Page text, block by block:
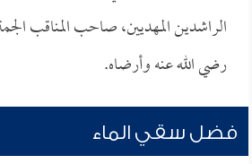
الراشدين المهديين، صاحب المناقب
رضي الله عنه وأرضاه.
فضل سقي الماء